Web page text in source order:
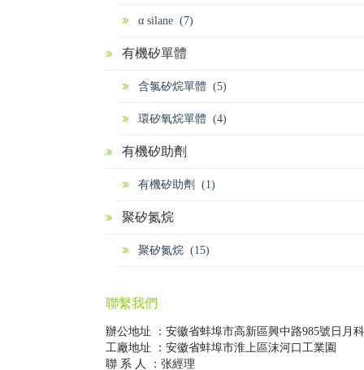
α silane (7)
有機矽單體
含氯矽烷單體 (5)
環矽氧烷單體 (4)
有機矽助劑
有機矽助劑 (1)
聚矽氮烷
聚矽氮烷 (15)
聯繫我們
辦公地址 ：安徽省蚌埠市高新區興中路985號日月
工廠地址 ：安徽省蚌埠市淮上區沫河口工業園
聯 系 人 ：张經理